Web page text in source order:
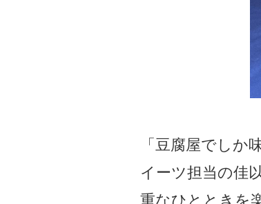
「豆腐屋でし
イーツ担当の佳
重なひとときを